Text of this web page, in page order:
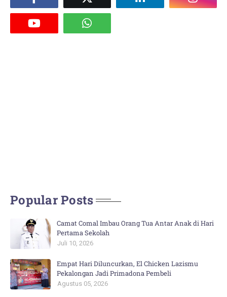
Popular Posts
Camat Comal Imbau Orang Tua Antar Anak di Hari
Pertama Sekolah
Juli 10, 2026
Empat Hari Diluncurkan, El Chicken Lazismu
Pekalongan Jadi Primadona Pembeli
Agustus 05, 2026